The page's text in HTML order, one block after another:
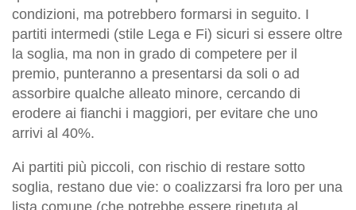
condizioni, ma potrebbero formarsi in seguito. I
partiti intermedi (stile Lega e Fi) sicuri si essere oltre
la soglia, ma non in grado di competere per il
premio, punteranno a presentarsi da soli o ad
assorbire qualche alleato minore, cercando di
erodere ai fianchi i maggiori, per evitare che uno
arrivi al 40%.
Ai partiti più piccoli, con rischio di restare sotto
soglia, restano due vie: o coalizzarsi fra loro per una
lista comune (che potrebbe essere ripetuta al